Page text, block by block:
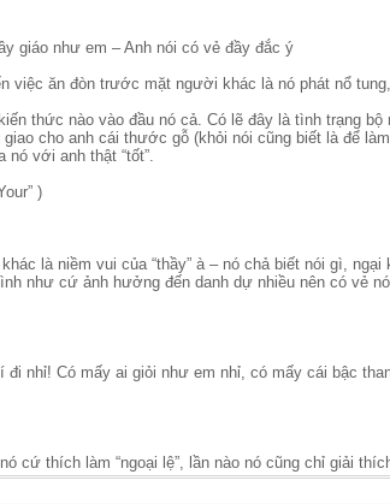
giáo như em – Anh nói có vẻ đầy đắc ý
việc ăn đòn trước mặt người khác là nó phát nổ
thức nào vào đầu nó cả. Có lẽ đây là tình trạng
cho anh cái thước gỗ (khỏi nói cũng biết là để
với anh thật “tốt”.
)
là niềm vui của “thầy” à – nó chả biết nói gì,
như cứ ảnh hưởng đến danh dự nhiều nên có vẻ
nhỉ! Có mấy ai giỏi như em nhỉ, có mấy cái bậc
cứ thích làm “ngoại lệ”, lần nào nó cũng chỉ giải